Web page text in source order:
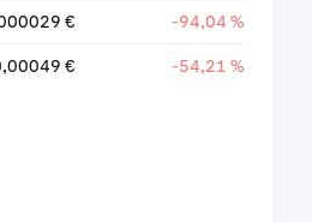
€ -94,04 %
€ -54,21 %